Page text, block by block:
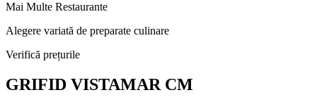
Mai Multe Restaurante
Alegere variată de preparate culinare
Verifică prețurile
GRIFID VISTAMAR CM